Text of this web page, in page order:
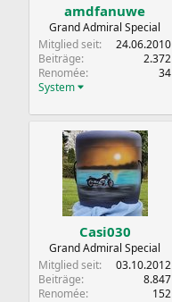
amdfanuwe
Grand Admiral Special
Mitglied seit
24.06.2010
Beiträge
2.372
Renomée
34
System
Casi030
Grand Admiral Special
Mitglied seit
03.10.2012
Beiträge
8.847
Renomée
152